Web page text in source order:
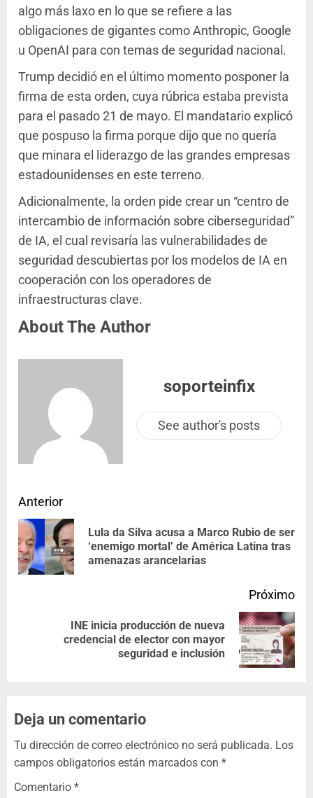
algo más laxo en lo que se refiere a las
obligaciones de gigantes como Anthropic, Google
u OpenAI para con temas de seguridad nacional.
Trump decidió en el último momento posponer la
firma de esta orden, cuya rúbrica estaba prevista
para el pasado 21 de mayo. El mandatario explicó
que pospuso la firma porque dijo que no quería
que minara el liderazgo de las grandes empresas
estadounidenses en este terreno.
Adicionalmente, la orden pide crear un “centro de
intercambio de información sobre ciberseguridad”
de IA, el cual revisaría las vulnerabilidades de
seguridad descubiertas por los modelos de IA en
cooperación con los operadores de
infraestructuras clave.
About The Author
soporteinfix
See author's posts
Anterior
Lula da Silva acusa a Marco Rubio de ser
‘enemigo mortal’ de América Latina tras
amenazas arancelarias
Próximo
INE inicia producción de nueva
credencial de elector con mayor
seguridad e inclusión
Deja un comentario
Tu dirección de correo electrónico no será publicada. Los
campos obligatorios están marcados con *
Comentario *